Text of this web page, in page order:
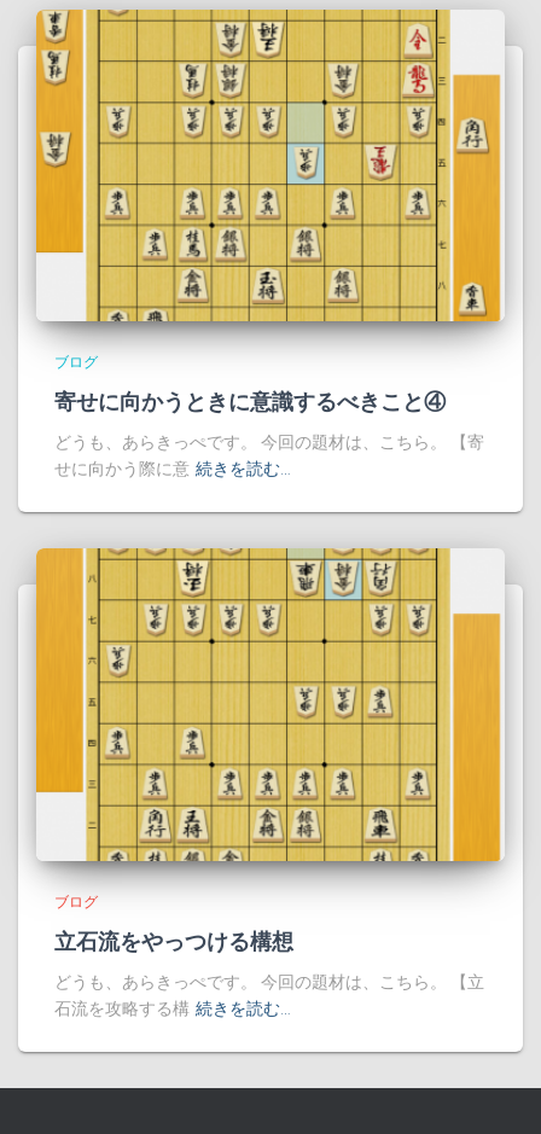
ブログ
寄せに向かうときに意識するべきこと④
どうも、あらきっぺです。 今回の題材は、こちら。 【寄
せに向かう際に意 続きを読む…
ブログ
立石流をやっつける構想
どうも、あらきっぺです。 今回の題材は、こちら。 【立
石流を攻略する構 続きを読む…